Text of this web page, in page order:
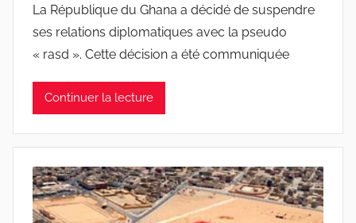
La République du Ghana a décidé de suspendre
ses relations diplomatiques avec la pseudo
« rasd ». Cette décision a été communiquée
Continuer la lecture